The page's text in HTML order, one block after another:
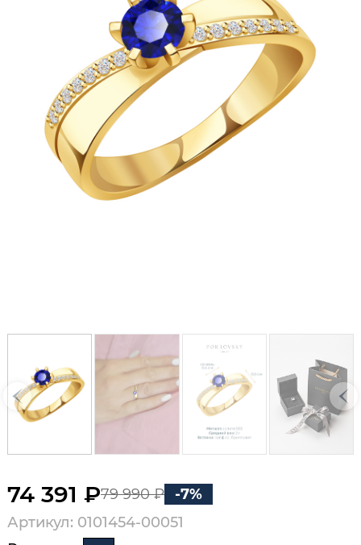
74 391 ₽79 990 ₽
-7%
Артикул: 0101454-00051